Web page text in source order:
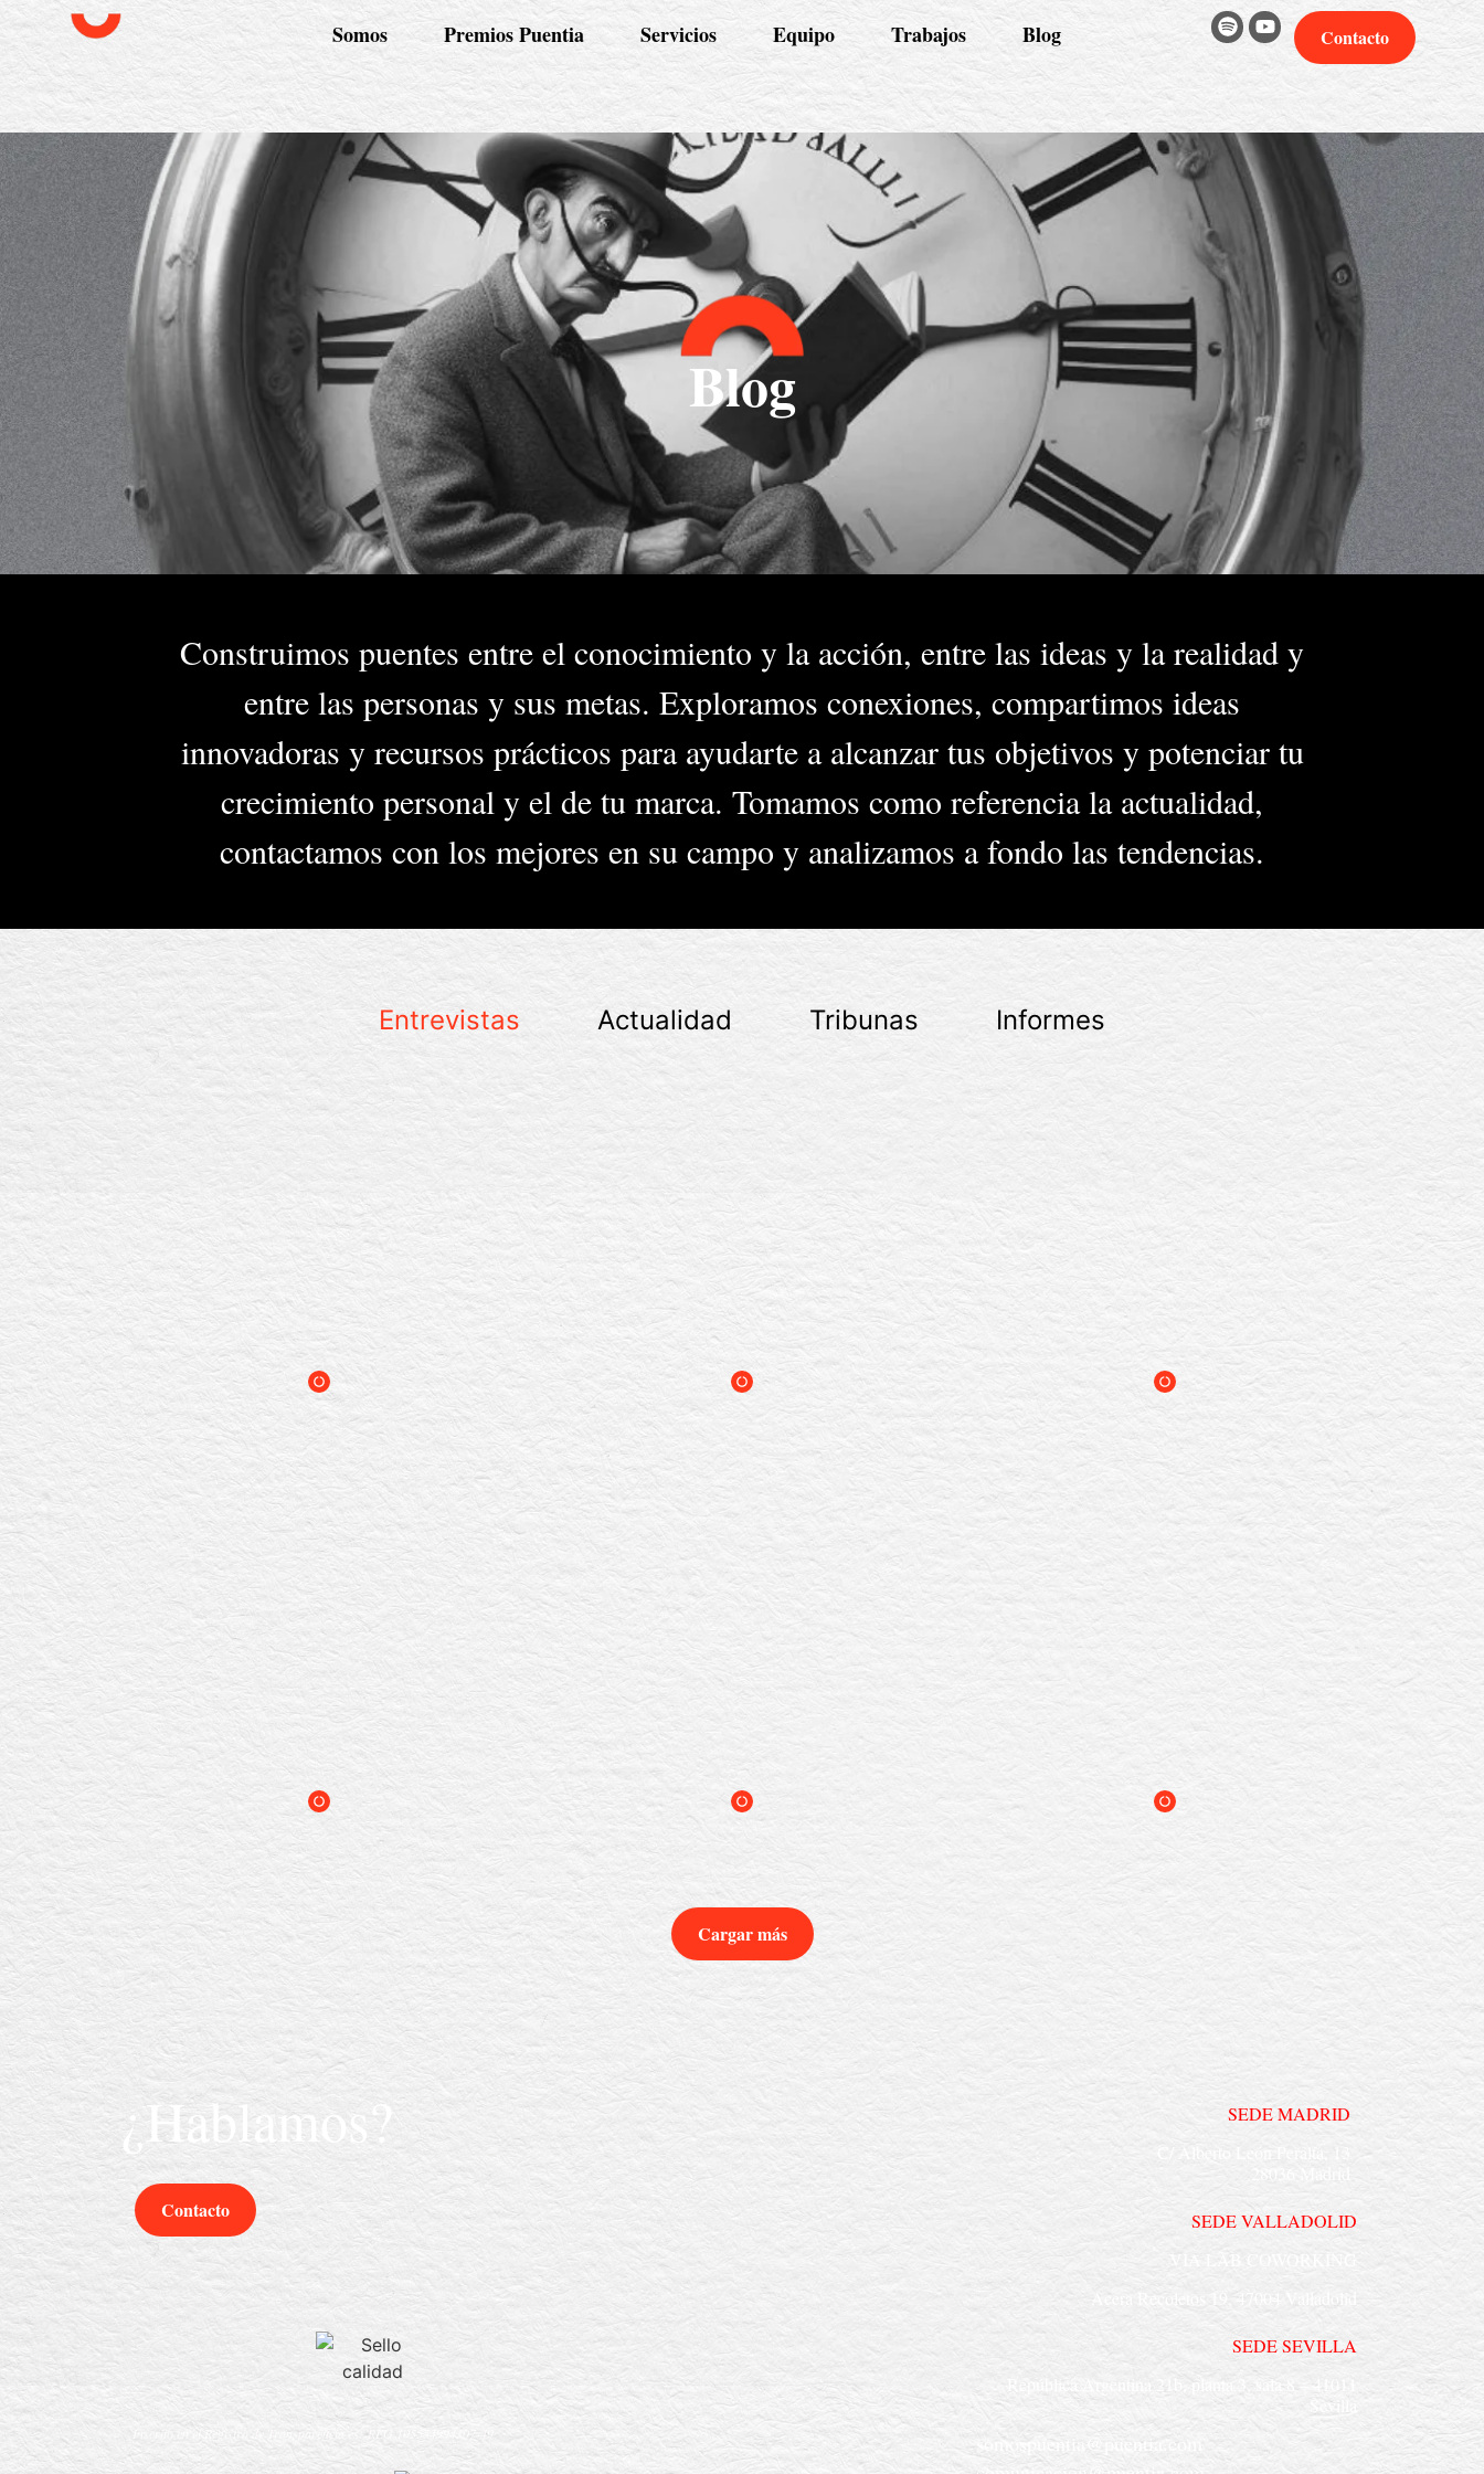
Somos Premios Puentia Servicios Equipo Trabajos Blog Contacto
Blog
Construimos puentes entre el conocimiento y la acción, entre las ideas y la realidad y
entre las personas y sus metas. Exploramos conexiones, compartimos ideas
innovadoras y recursos prácticos para ayudarte a alcanzar tus objetivos y potenciar tu
crecimiento personal y el de tu marca. Tomamos como referencia la actualidad,
contactamos con los mejores en su campo y analizamos a fondo las tendencias.
Entrevistas Actualidad Tribunas Informes
Cargar más
¿Hablamos?
Contacto
Inscrito en el Registro de Transparencia es:REG 105554994307-49.
SEDE MADRID
28036 Madrid
SEDE VALLADOLID
Acera Recoletos 19, 47004 Valladolid
SEDE SEVILLA
República Argentina 21b, planta 3, sala 8 –
41011
Sevilla
somospuentia@puentia.com